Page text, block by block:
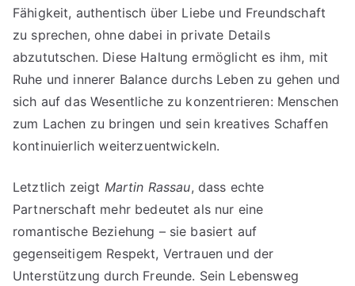
Fähigkeit, authentisch über Liebe und Freundschaft
zu sprechen, ohne dabei in private Details
abzututschen. Diese Haltung ermöglicht es ihm, mit
Ruhe und innerer Balance durchs Leben zu gehen und
sich auf das Wesentliche zu konzentrieren: Menschen
zum Lachen zu bringen und sein kreatives Schaffen
kontinuierlich weiterzuentwickeln.
Letztlich zeigt Martin Rassau, dass echte
Partnerschaft mehr bedeutet als nur eine
romantische Beziehung – sie basiert auf
gegenseitigem Respekt, Vertrauen und der
Unterstützung durch Freunde. Sein Lebensweg